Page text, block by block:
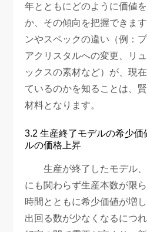
年とともにどのように価値
か、その傾向を把握できま
ンやスペックの違い（例：
アクリスタルへの変更、リ
ックスの素材など）が、現
ているのかを知ることは、
材料となります。
3.2 生産終了モデルの希少
ルの価格上昇
生産が終了したモデル
にも関わらず生産本数が限
時間とともに希少価値が増
出回る数が少なくなるにつ